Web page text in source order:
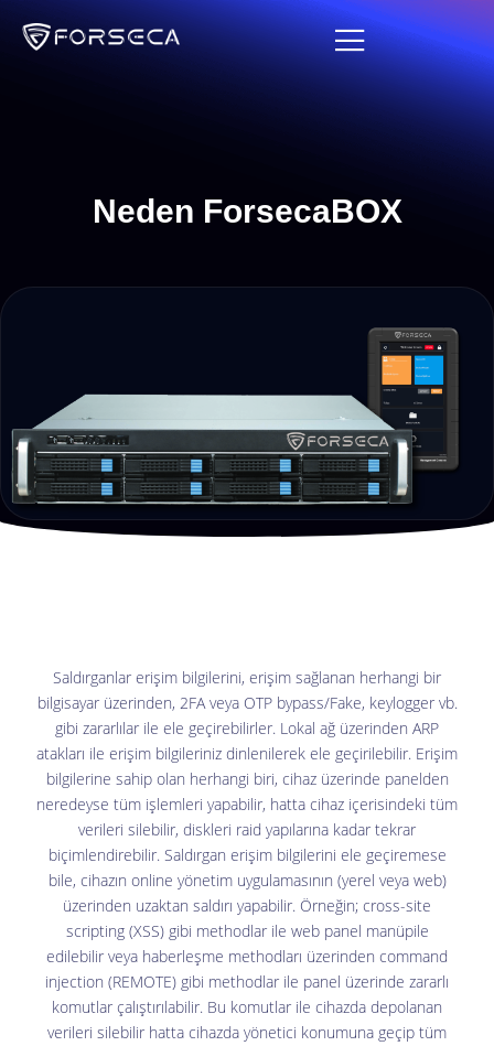
Neden ForsecaBOX​​
Saldırganlar erişim bilgilerini, erişim sağlanan herhangi bir
bilgisayar üzerinden, 2FA veya OTP bypass/Fake, keylogger vb.
gibi zararlılar ile ele geçirebilirler. Lokal ağ üzerinden ARP
atakları ile erişim bilgileriniz dinlenilerek ele geçirilebilir. Erişim
bilgilerine sahip olan herhangi biri, cihaz üzerinde panelden
neredeyse tüm işlemleri yapabilir, hatta cihaz içerisindeki tüm
verileri silebilir, diskleri raid yapılarına kadar tekrar
biçimlendirebilir. Saldırgan erişim bilgilerini ele geçiremese
bile, cihazın online yönetim uygulamasının (yerel veya web)
üzerinden uzaktan saldırı yapabilir. Örneğin; cross-site
scripting (XSS) gibi methodlar ile web panel manüpile
edilebilir veya haberleşme methodları üzerinden command
injection (REMOTE) gibi methodlar ile panel üzerinde zararlı
komutlar çalıştırılabilir. Bu komutlar ile cihazda depolanan
verileri silebilir hatta cihazda yönetici konumuna geçip tüm